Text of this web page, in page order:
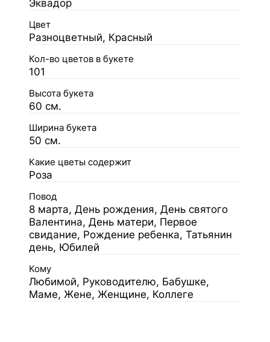
Эквадор
Цвет
Разноцветный, Красный
Кол-во цветов в букете
101
Высота букета
60 см.
Ширина букета
50 см.
Какие цветы содержит
Роза
Повод
8 марта, День рождения, День святого
Валентина, День матери, Первое
свидание, Рождение ребенка, Татьянин
день, Юбилей
Кому
Любимой, Руководителю, Бабушке,
Маме, Жене, Женщине, Коллеге